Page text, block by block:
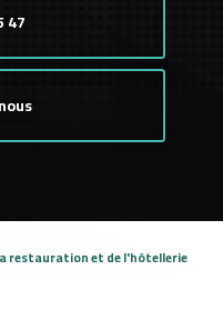
47
restauration et de l'hôtellerie